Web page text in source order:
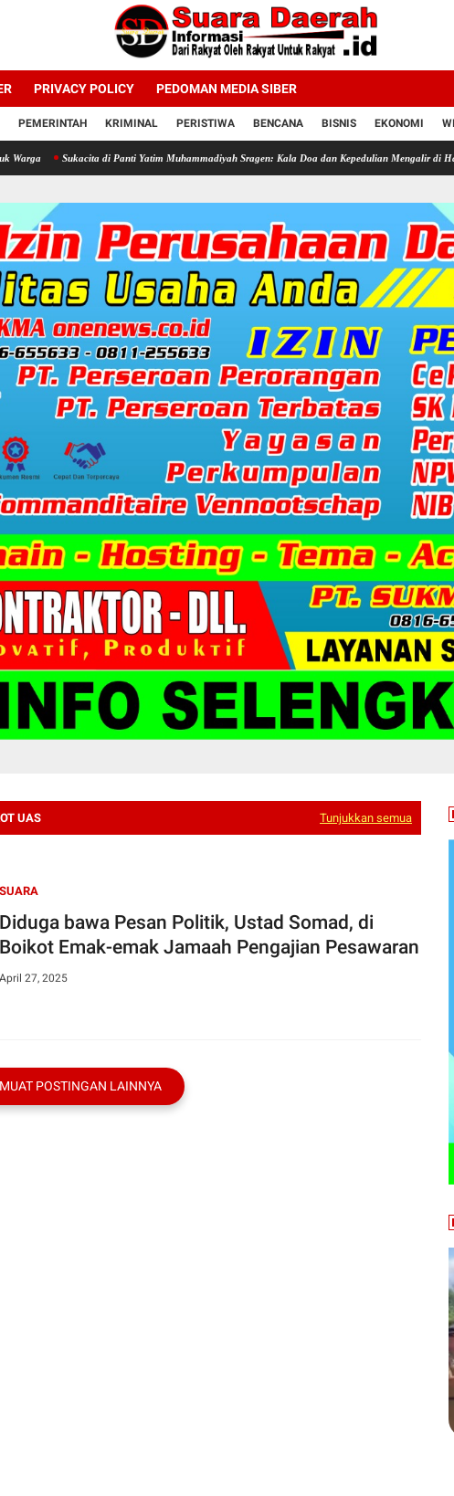
PRIVACY POLICY PEDOMAN MEDIA SIBER
PEMERINTAH KRIMINAL PERISTIWA BENCANA BISNIS EKONOMI
di Panti Yatim Muhammadiyah Sragen: Kala Doa dan Kepedulian Mengalir di Hari Jadi Bahlil
UAS Tunjukkan semua
SUARA
Diduga bawa Pesan Politik, Ustad Somad, di
Boikot Emak-emak Jamaah Pengajian Pesawaran
April 27, 2025
MUAT POSTINGAN LAINNYA